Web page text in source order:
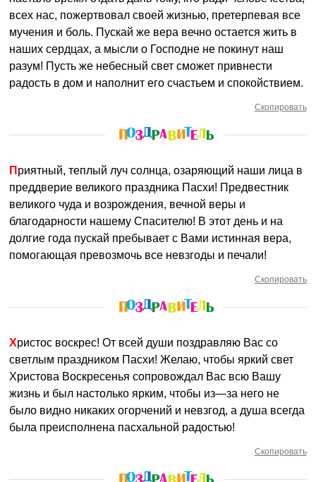
всех нас, пожертвовал своей жизнью, претерпевая все
мучения и боль. Пускай же вера вечно остается жить в
наших сердцах, а мысли о Господне не покинут наш
разум! Пусть же небесный свет сможет привнести
радость в дом и наполнит его счастьем и спокойствием.
Скопировать
Приятный, теплый луч солнца, озаряющий наши лица в
преддверие великого праздника Пасхи! Предвестник
великого чуда и возрождения, вечной веры и
благодарности нашему Спасителю! В этот день и на
долгие года пускай пребывает с Вами истинная вера,
помогающая превозмочь все невзгоды и печали!
Скопировать
Христос воскрес! От всей души поздравляю Вас со
светлым праздником Пасхи! Желаю, чтобы яркий свет
Христова Воскресенья сопровождал Вас всю Вашу
жизнь и был настолько ярким, чтобы из—за него не
было видно никаких огорчений и невзгод, а душа всегда
была преисполнена пасхальной радостью!
Скопировать